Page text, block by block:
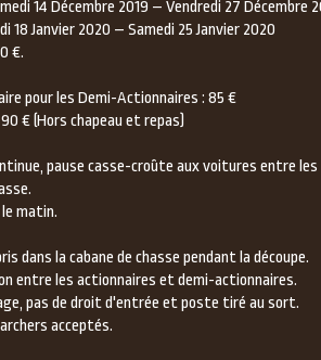
14 Décembre 2019 – Vendredi 27 Décembre
18 Janvier 2020 – Samedi 25 Janvier 2020
€.
pour les Demi-Actionnaires : 85 €
€ (Hors chapeau et repas)
pause casse-croûte aux voitures entre
matin.
dans la cabane de chasse pendant la découpe.
entre les actionnaires et demi-actionnaires.
pas de droit d'entrée et poste tiré au sort.
acceptés.